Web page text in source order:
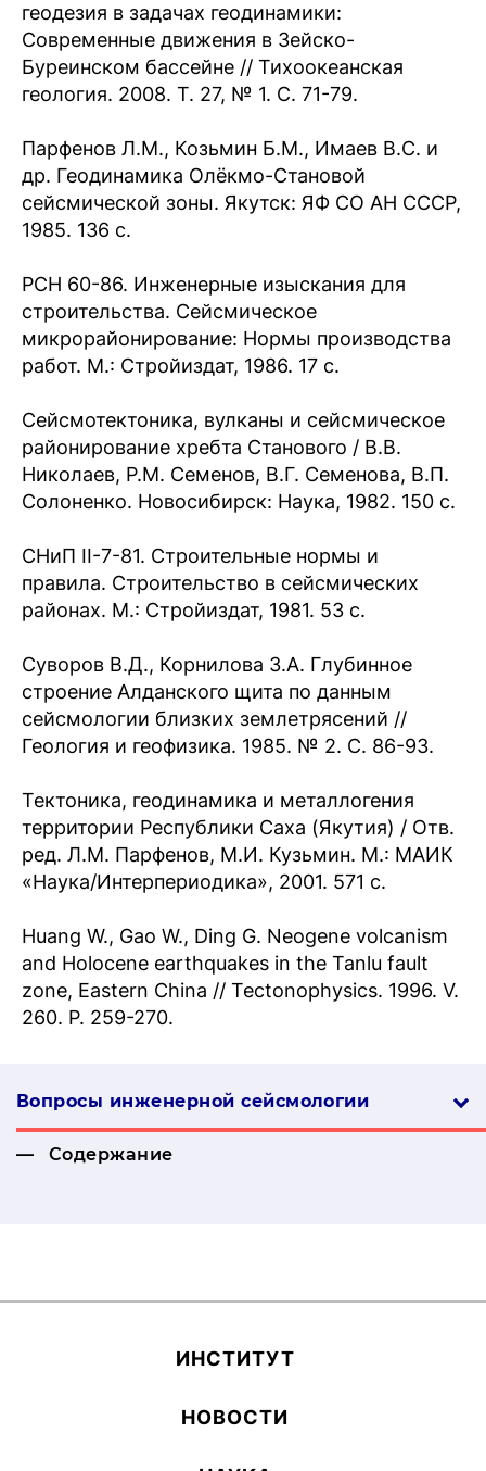
геодезия в задачах геодинамики:
Современные движения в Зейско-
Буреинском бассейне // Тихоокеанская
геология. 2008. Т. 27, № 1. С. 71-79.
Парфенов Л.М., Козьмин Б.М., Имаев В.С. и
др. Геодинамика Олёкмо-Становой
сейсмической зоны. Якутск: ЯФ СО АН СССР,
1985. 136 с.
РСН 60-86. Инженерные изыскания для
строительства. Сейсмическое
микрорайонирование: Нормы производства
работ. М.: Стройиздат, 1986. 17 с.
Сейсмотектоника, вулканы и сейсмическое
районирование хребта Станового / В.В.
Николаев, Р.М. Семенов, В.Г. Семенова, В.П.
Солоненко. Новосибирск: Наука, 1982. 150 с.
СНиП II-7-81. Строительные нормы и
правила. Строительство в сейсмических
районах. М.: Стройиздат, 1981. 53 с.
Суворов В.Д., Корнилова З.А. Глубинное
строение Алданского щита по данным
сейсмологии близких землетрясений //
Геология и геофизика. 1985. № 2. С. 86-93.
Тектоника, геодинамика и металлогения
территории Республики Саха (Якутия) / Отв.
ред. Л.М. Парфенов, М.И. Кузьмин. М.: МАИК
«Наука/Интерпериодика», 2001. 571 с.
Huang W., Gao W., Ding G. Neogene volcanism
and Holocene earthquakes in the Tanlu fault
zone, Eastern China // Tectonophysics. 1996. V.
260. P. 259-270.
Вопросы инженерной сей­смо­логии
Содержание
ИН­СТИ­ТУТ
НОВОСТИ